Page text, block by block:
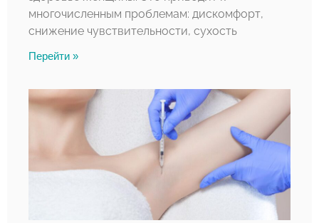
многочисленным проблемам: дискомфорт,
снижение чувствительности, сухость
Перейти »